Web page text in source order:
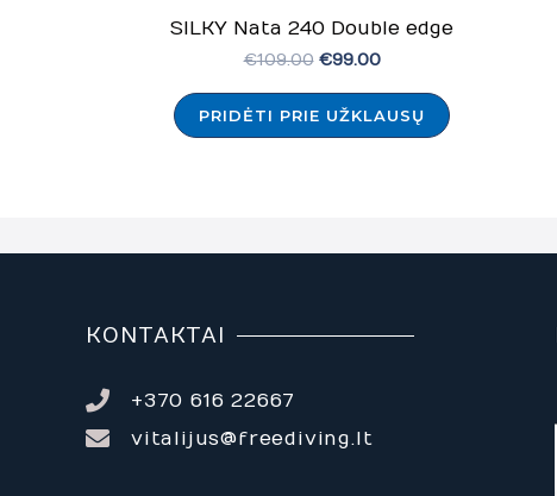
SILKY Nata 240 Double edge
€109.00 €99.00
PRIDĖTI PRIE UŽKLAUSŲ
KONTAKTAI
+370 616 22667
vitalijus@freediving.lt